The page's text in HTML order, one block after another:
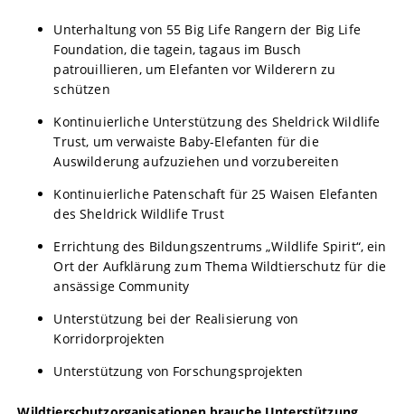
Unterhaltung von 55 Big Life Rangern der Big Life
Foundation, die tagein, tagaus im Busch
patrouillieren, um Elefanten vor Wilderern zu
schützen
Kontinuierliche Unterstützung des Sheldrick Wildlife
Trust, um verwaiste Baby-Elefanten für die
Auswilderung aufzuziehen und vorzubereiten
Kontinuierliche Patenschaft für 25 Waisen Elefanten
des Sheldrick Wildlife Trust
Errichtung des Bildungszentrums „Wildlife Spirit“, ein
Ort der Aufklärung zum Thema Wildtierschutz für die
ansässige Community
Unterstützung bei der Realisierung von
Korridorprojekten
Unterstützung von Forschungsprojekten